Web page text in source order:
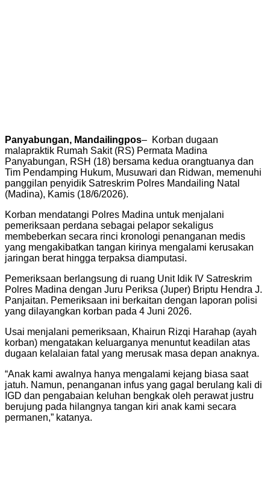
Panyabungan, Mandailingpos– Korban dugaan
malapraktik Rumah Sakit (RS) Permata Madina
Panyabungan, RSH (18) bersama kedua orangtuanya dan
Tim Pendamping Hukum, Musuwari dan Ridwan, memenuhi
panggilan penyidik Satreskrim Polres Mandailing Natal
(Madina), Kamis (18/6/2026).
Korban mendatangi Polres Madina untuk menjalani
pemeriksaan perdana sebagai pelapor sekaligus
membeberkan secara rinci kronologi penanganan medis
yang mengakibatkan tangan kirinya mengalami kerusakan
jaringan berat hingga terpaksa diamputasi.
Pemeriksaan berlangsung di ruang Unit Idik IV Satreskrim
Polres Madina dengan Juru Periksa (Juper) Briptu Hendra J.
Panjaitan. Pemeriksaan ini berkaitan dengan laporan polisi
yang dilayangkan korban pada 4 Juni 2026.
Usai menjalani pemeriksaan, Khairun Rizqi Harahap (ayah
korban) mengatakan keluarganya menuntut keadilan atas
dugaan kelalaian fatal yang merusak masa depan anaknya.
“Anak kami awalnya hanya mengalami kejang biasa saat
jatuh. Namun, penanganan infus yang gagal berulang kali di
IGD dan pengabaian keluhan bengkak oleh perawat justru
berujung pada hilangnya tangan kiri anak kami secara
permanen,” katanya.